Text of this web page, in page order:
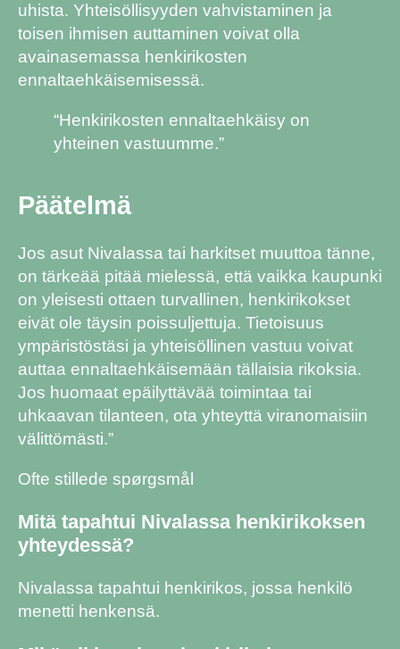
uhista. Yhteisöllisyyden vahvistaminen ja
toisen ihmisen auttaminen voivat olla
avainasemassa henkirikosten
ennaltaehkäisemisessä.
“Henkirikosten ennaltaehkäisy on
yhteinen vastuumme.”
Päätelmä
Jos asut Nivalassa tai harkitset muuttoa tänne,
on tärkeää pitää mielessä, että vaikka kaupunki
on yleisesti ottaen turvallinen, henkirikokset
eivät ole täysin poissuljettuja. Tietoisuus
ympäristöstäsi ja yhteisöllinen vastuu voivat
auttaa ennaltaehkäisemään tällaisia rikoksia.
Jos huomaat epäilyttävää toimintaa tai
uhkaavan tilanteen, ota yhteyttä viranomaisiin
välittömästi.”
Ofte stillede spørgsmål
Mitä tapahtui Nivalassa henkirikoksen
yhteydessä?
Nivalassa tapahtui henkirikos, jossa henkilö
menetti henkensä.